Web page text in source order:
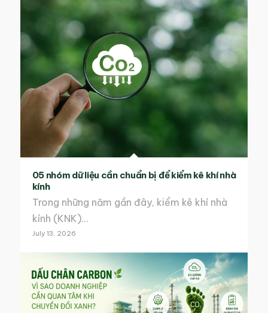
05 nhóm dữ liệu cần chuẩn bị để kiểm kê khí nhà
kính
Trong những năm gần đây, kiểm kê khí nhà
kính (KNK)…
July 13, 2026